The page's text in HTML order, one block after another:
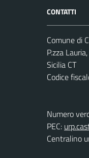
CONTATTI
Comune di
P.zza
Sicilia CT
Codice
Numero
PEC:
Centralino